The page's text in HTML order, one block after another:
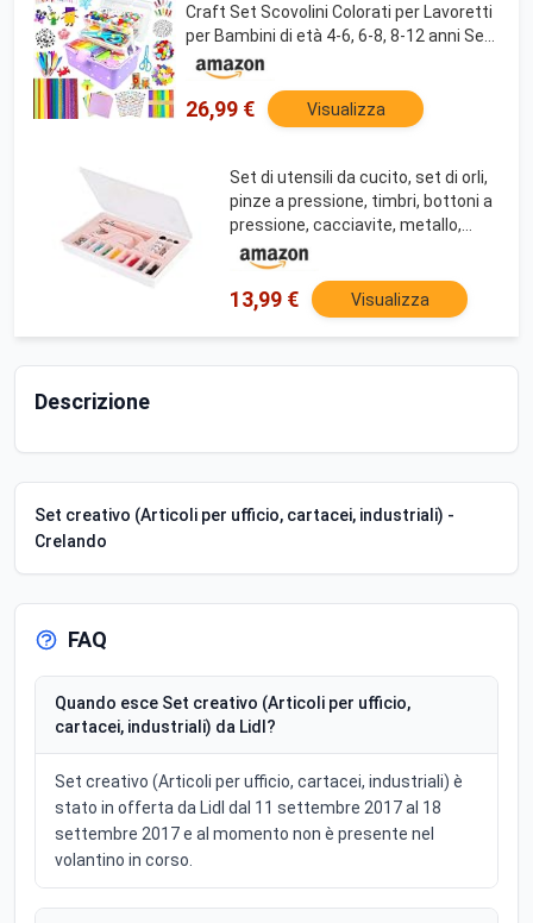
Craft Set Scovolini Colorati per Lavoretti
per Bambini di età 4-6, 6-8, 8-12 anni Set
di Materiali per la Scuola DIY Regali per
Ragazze e Ragazzi, Viola
26,99 € Visualizza
Set di utensili da cucito, set di orli,
pinze a pressione, timbri, bottoni a
pressione, cacciavite, metallo,
plastica, scatola
13,99 € Visualizza
Descrizione
Set creativo (Articoli per ufficio, cartacei, industriali) -
Crelando
FAQ
Quando esce Set creativo (Articoli per ufficio,
cartacei, industriali) da Lidl?
Set creativo (Articoli per ufficio, cartacei, industriali) è
stato in offerta da Lidl dal 11 settembre 2017 al 18
settembre 2017 e al momento non è presente nel
volantino in corso.